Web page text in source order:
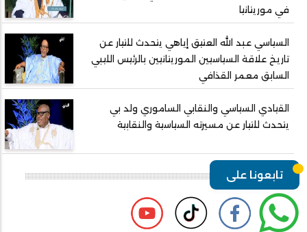
في موريتانيا
السياسي عبد الله العتيق إياهي يتحدث للتيار عن
تاريخ علاقة السياسيين الموريتانيين بالرئيس الليبي
السابق معمر القذافي
القيادي السياسي والنقابي الساموري ولد بي
يتحدث للتيار عن مسيرته السياسية والنقابية
تابعونا على